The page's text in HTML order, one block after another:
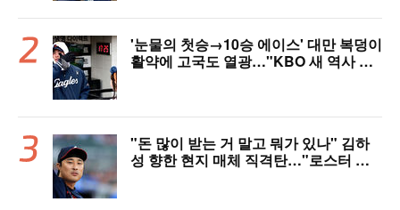
'눈물의 첫승→10승 에이스' 대만 복덩이
활약에 고국도 열광…"KBO 새 역사 썼
"돈 많이 받는 거 말고 뭐가 있나" 김하
성 향한 현지 매체 직격탄…"로스터 한